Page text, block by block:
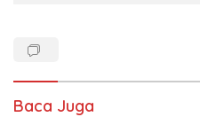
Baca Juga